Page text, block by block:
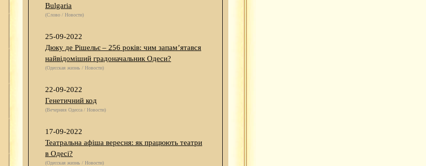
Bulgaria
(Слово / Новости)
25-09-2022
Дюку де Рішельє – 256 років: чим запам’ятався
найвідоміший градоначальник Одеси?
(Одесская жизнь / Новости)
22-09-2022
Генетичний код
(Вечерняя Одесса / Новости)
17-09-2022
Театральна афіша вересня: як працюють театри
в Одесі?
(Одесская жизнь / Новости)